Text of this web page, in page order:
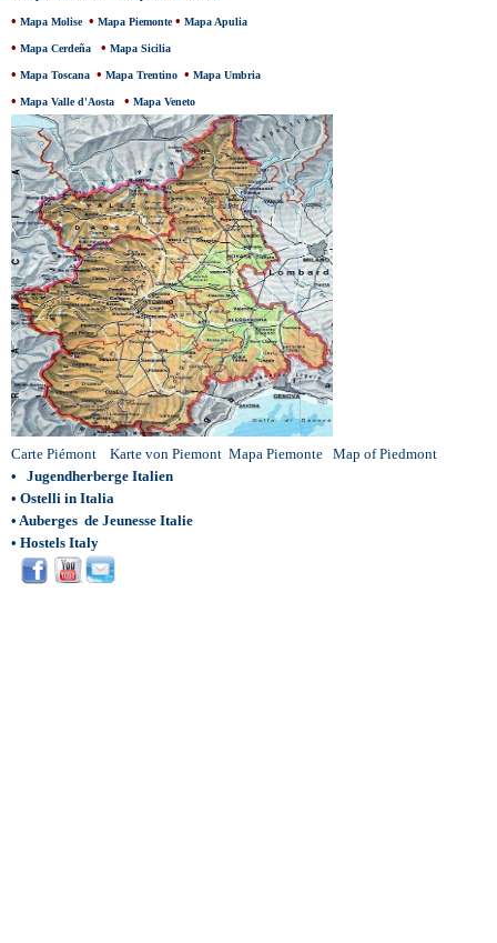
• Mapa Molise • Mapa Piemonte • Mapa Apulia
• Mapa Cerdeña • Mapa Sicilia
• Mapa Toscana • Mapa Trentino • Mapa Umbria
• Mapa Valle d'Aosta • Mapa Veneto
Carte Piémont Karte von Piemont Mapa Piemonte Map of Piedmont
•
Jugendherberge Italien
• Ostelli in Italia
• Auberges de Jeunesse Italie
• Hostels Italy